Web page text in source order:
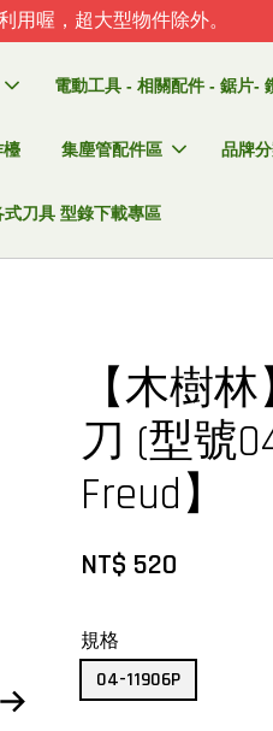
用喔，超大型物件除外。
電動工具 - 相關配件 - 鋸片-
檯 集塵管配件區 品牌
刀具 型錄下載專區
【木樹
刀 (型號
Freud】
NT$ 520
規格
04-11906P